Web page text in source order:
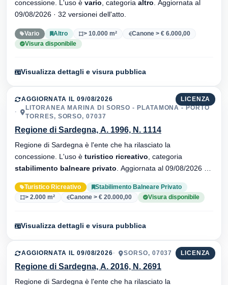
concessione. L'uso è vario , categoria altro
09/08/2026 · 32 versionei dell'atto.
Vario Altro > 10.000 m²
Canone > € 6.000,00
Visura disponibile
Visualizza dettagli e visura pubblica
LICENZA
AGGIORNATA IL 09/08/2026
LITORANEA MARINA DI SORSO - PLATAMONA - PORTO
TORRES, SORSO, 07037
Regione di Sardegna, A. 1996, N. 1114
Regione di Sardegna è l'ente che ha rilasciato la
concessione. L'uso è turistico ricreativo , categoria
stabilimento balneare privato
Turistico Ricreativo
Stabilimento Balneare Privato
> 2.000 m²
Canone > € 20.000,00 Visura disponibile
Visualizza dettagli e visura pubblica
LICENZA
AGGIORNATA IL 09/08/2026 SORSO, 07037
Regione di Sardegna, A. 2016, N. 2691
Regione di Sardegna è l'ente che ha rilasciato la